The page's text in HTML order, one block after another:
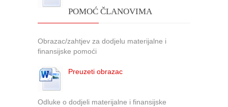
POMOĆ ČLANOVIMA
Obrazac/zahtjev za dodjelu materijalne i
finansijske pomoći
Preuzeti obrazac
Odluke o dodjeli materijalne i finansijske